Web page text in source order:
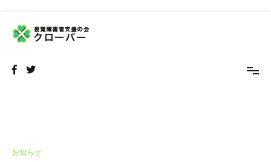
お知らせ